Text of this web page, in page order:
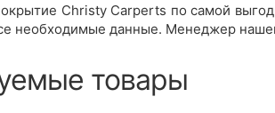
Christy Carperts по самой
необходимые данные. Менеджер
товары